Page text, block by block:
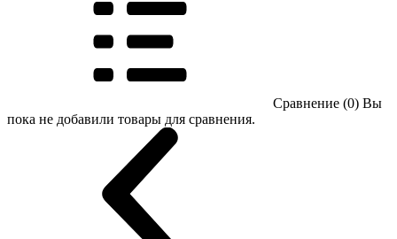
Сравнение (0) Вы
пока не добавили товары для сравнения.